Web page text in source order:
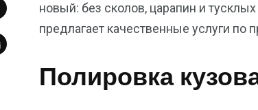
новый: без сколов, царапин и
предлагает качественные услуги по
Полировка